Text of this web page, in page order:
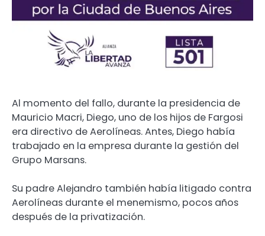
Al momento del fallo, durante la presidencia de
Mauricio Macri, Diego, uno de los hijos de Fargosi
era directivo de Aerolíneas. Antes, Diego había
trabajado en la empresa durante la gestión del
Grupo Marsans.
Su padre Alejandro también había litigado contra
Aerolíneas durante el menemismo, pocos años
después de la privatización.